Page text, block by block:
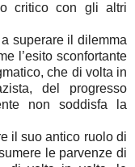
critico con gli altri
superare il dilemma
l’esito sconfortante
che di volta in
del progresso
non soddisfa la
il suo antico ruolo di
le parvenze di